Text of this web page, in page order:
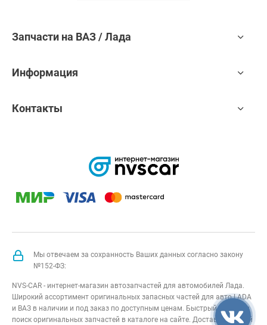
Запчасти на ВАЗ / Лада
Информация
Контакты
Мы отвечаем за сохранность Ваших данных согласно закону
№152-ФЗ:
NVS-CAR - интернет-магазин автозапчастей для автомобилей Лада.
Широкий ассортимент оригинальных запасных частей для авто LADA
и ВАЗ в наличии и под заказ по доступным ценам. Быстрый подбор и
поиск оригинальных запчастей в каталоге на сайте. Доставка по всей